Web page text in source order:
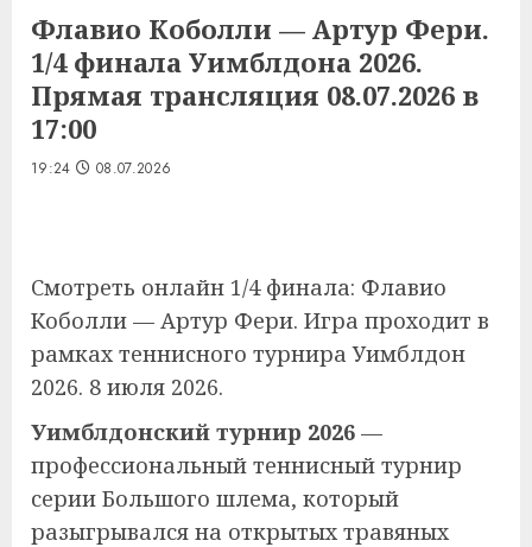
Флавио Коболли — Артур Фери.
1/4 финала Уимблдона 2026.
Прямая трансляция 08.07.2026 в
17:00
19:24 08.07.2026
Смотреть онлайн 1/4 финала: Флавио
Коболли — Артур Фери. Игра проходит в
рамках теннисного турнира Уимблдон
2026. 8 июля 2026.
Уимблдонский турнир 2026 —
профессиональный теннисный турнир
серии Большого шлема, который
разыгрывался на открытых травяных